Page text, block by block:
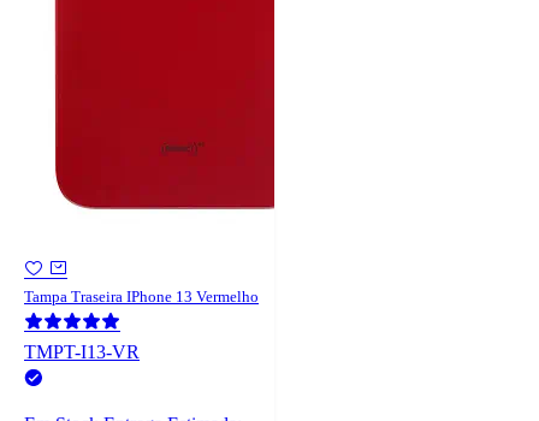
Tampa Traseira IPhone 13 Vermelho
TMPT-I13-VR